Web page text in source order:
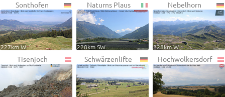
Sonthofen
227km W
Naturns Plaus
228km SW
Nebelhorn
228km W
Tisenjoch Schwärzenlifte Hochwolkersdorf